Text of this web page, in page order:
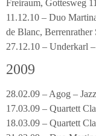
Freiraum, Gottesweg
11.12.10 – Duo
de Blanc, Berrenrather
27.12.10 – Underkarl
2009
28.02.09 – Agog –
17.03.09 – Quartett
18.03.09 – Quartett